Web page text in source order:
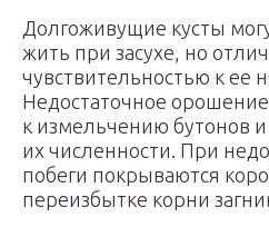
Долгоживущие кусты
жить при засухе, но
чувствительностью к ее
Недостаточное
к измельчению бутонов
их численности. При
побеги покрываются
переизбытке корни